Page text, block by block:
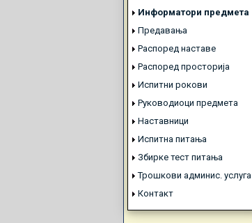
Информатори предмета
Предавања
Распоред наставе
Распоред просторија
Испитни рокови
Руководиоци предмета
Наставници
Испитна питања
Збирке тест питања
Трошкови админис. услуга
Контакт